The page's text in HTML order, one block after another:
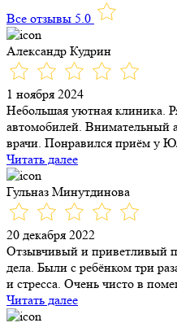
Все отзывы 5.0
Александр Кудрин
1 ноября 2024
Небольшая уютная клиника.
автомобилей. Внимательный
врачи. Понравился приём у
Читать далее
Гульназ Минутдинова
20 декабря 2022
Отзывчивый и приветливый
дела. Были с ребёнком три
и стресса. Очень чисто в
Читать далее